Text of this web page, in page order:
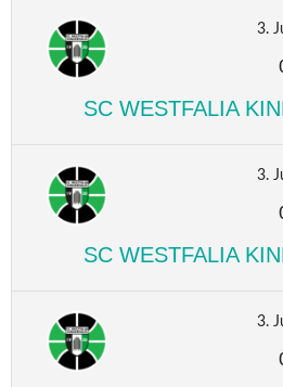
3.
SC WESTFALIA
3.
SC WESTFALIA
3.